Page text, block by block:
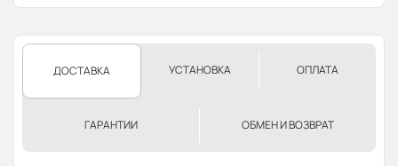
ДОСТАВКА УСТАНОВКА ОПЛАТА
ГАРАНТИИ ОБМЕН И ВОЗВРАТ